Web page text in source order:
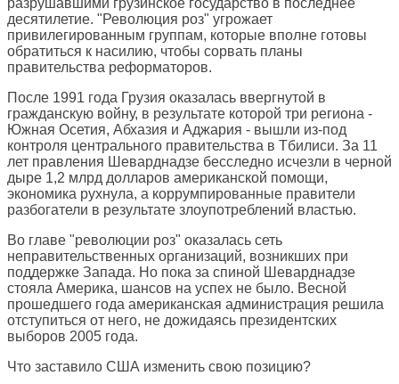
разрушавшими грузинское государство в последнее
десятилетие. "Революция роз" угрожает
привилегированным группам, которые вполне готовы
обратиться к насилию, чтобы сорвать планы
правительства реформаторов.
После 1991 года Грузия оказалась ввергнутой в
гражданскую войну, в результате которой три региона -
Южная Осетия, Абхазия и Аджария - вышли из-под
контроля центрального правительства в Тбилиси. За 11
лет правления Шеварднадзе бесследно исчезли в черной
дыре 1,2 млрд долларов американской помощи,
экономика рухнула, а коррумпированные правители
разбогатели в результате злоупотреблений властью.
Во главе "революции роз" оказалась сеть
неправительственных организаций, возникших при
поддержке Запада. Но пока за спиной Шеварднадзе
стояла Америка, шансов на успех не было. Весной
прошедшего года американская администрация решила
отступиться от него, не дожидаясь президентских
выборов 2005 года.
Что заставило США изменить свою позицию?